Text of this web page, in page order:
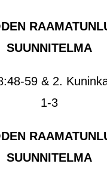
SUUNNITELMA
59 & 2.
1-3
SUUNNITELMA